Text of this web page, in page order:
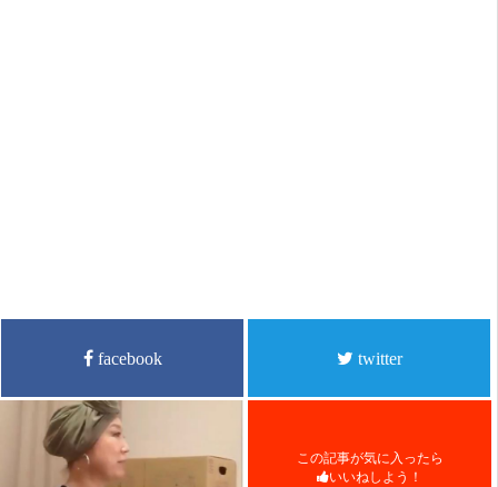
facebook twitter
この記事が気に入ったら
いいねしよう！